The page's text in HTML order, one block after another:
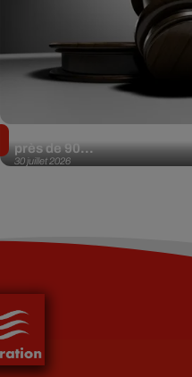
30 juillet 2026
près de 90...